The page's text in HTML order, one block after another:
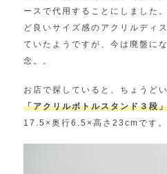
ースで代用することにしました
ど良いサイズ感のアクリルディ
ていたようですが、今は廃盤に
念。。
お店で探していると、ちょうど
「アクリルボトルスタンド３段
17.5×奥行6.5×高さ23cmです。